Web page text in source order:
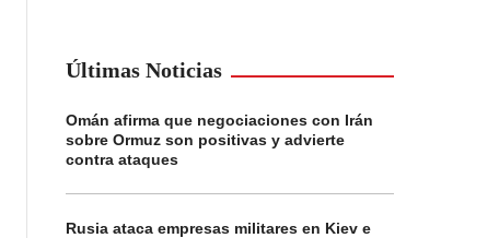
Últimas Noticias
Omán afirma que negociaciones con Irán
sobre Ormuz son positivas y advierte
contra ataques
Rusia ataca empresas militares en Kiev e